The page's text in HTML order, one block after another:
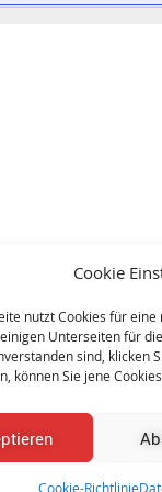
Cookie
nutzt Cookies für
Unterseiten für
sind, klicken
können Sie jene
Cookie-Richtlinie
| Cookie